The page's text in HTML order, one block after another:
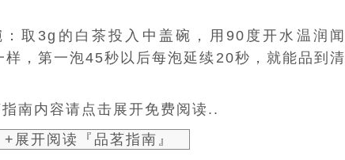
取3g的白茶投入中盖碗，用90度开水温润闻
样，第一泡45秒以后每泡延续20秒，就能品到清
南内容请点击展开免费阅读..
+展开阅读『品茗指南』